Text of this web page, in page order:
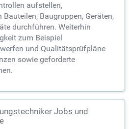
aufstellen,
Baugruppen, Geräten,
durchführen. Weiterhin
zum Beispiel
und Qualitätsprüfpläne
sowie geforderte
Jobs und